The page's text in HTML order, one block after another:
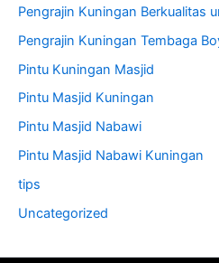
Pengrajin Kuningan Berkualitas
Pengrajin Kuningan Tembaga
Pintu Kuningan Masjid
Pintu Masjid Kuningan
Pintu Masjid Nabawi
Pintu Masjid Nabawi Kuningan
tips
Uncategorized